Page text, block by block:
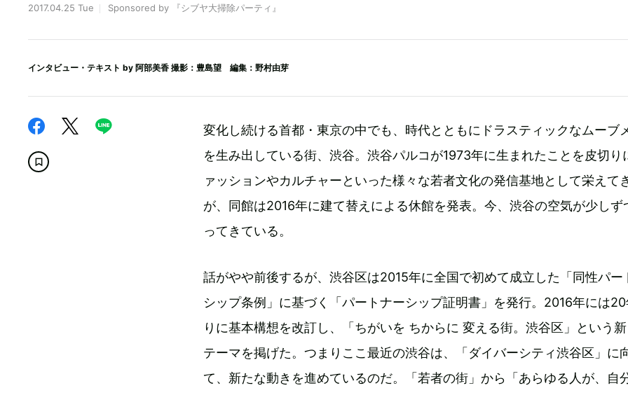
2017.04.25 Tue Sponsored by 『シブヤ大掃除パーティ』
インタビュー・テキスト by 阿部美香 撮影：豊島望 編集：野村由芽
変化し続ける首都・東京の中でも、時代とともにドラスティックなムーブ
を生み出している街、渋谷。渋谷パルコが1973年に生まれたことを皮切り
ァッションやカルチャーといった様々な若者文化の発信基地として栄えて
が、同館は2016年に建て替えによる休館を発表。今、渋谷の空気が少しず
ってきている。
話がやや前後するが、渋谷区は2015年に全国で初めて成立した「同性パー
シップ条例」に基づく「パートナーシップ証明書」を発行。2016年には
りに基本構想を改訂し、「ちがいを ちからに 変える街。渋谷区」という
テーマを掲げた。つまりここ最近の渋谷は、「ダイバーシティ渋谷区」に
て、新たな動きを進めているのだ。「若者の街」から「あらゆる人が、自